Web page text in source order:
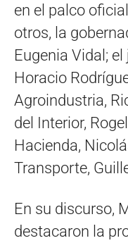
en el palco
otros, la
Eugenia Vidal;
Horacio
Agroindustria,
del Interior,
Hacienda,
Transporte,
En su discurso,
destacaron la